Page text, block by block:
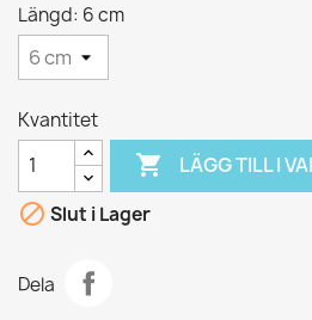
Längd: 6 cm
Kvantitet
 LÄGG TILL I
 Slut i Lager
Dela